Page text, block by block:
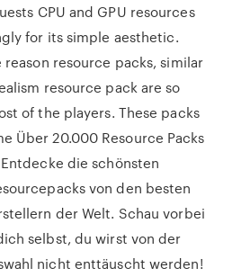
CPU and GPU resources
for its simple aesthetic.
resource packs, similar
resource pack are so
of the players. These packs
Über 20.000 Resource Packs
die schönsten
von den besten
der Welt. Schau vorbei
selbst, du wirst von der
nicht enttäuscht werden!